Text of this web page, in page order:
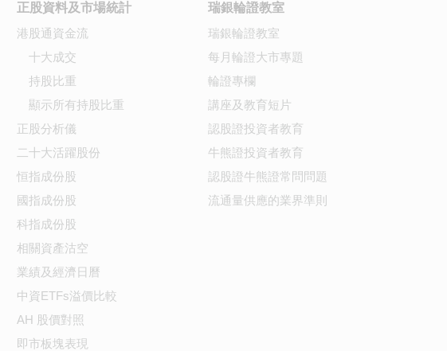
正股資料及市場統計
港股通資金流
十大成交
持股比重
顯示所有持股比重
正股分析儀
二十大活躍股份
恒指成份股
國指成份股
科指成份股
相關資產沽空
業績及經濟日曆
中資ETFs溢價比較
AH 股價對照
即市板塊表現
瑞銀輪證教室
瑞銀輪證教室
每月輪證大市專題
輪證專欄
講座及教育短片
認股證投資者教育
牛熊證投資者教育
認股證牛熊證常問問題
流通量供應的業界準則